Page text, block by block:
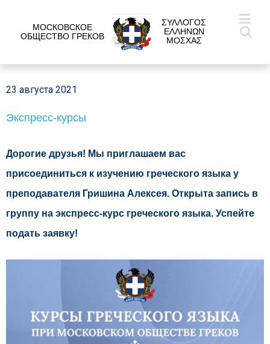
МОСКОВСКОЕ
ОБЩЕСТВО ГРЕКОВ
ΣΥΛΛΟΓΟΣ
ΕΛΛΗΝΩΝ
ΜΟΣΧΑΣ
23 августа 2021
Экспресс-курсы
Дорогие друзья! Мы приглашаем вас
присоединиться к изучению греческого языка у
преподавателя Гришина Алексея. Открыта запись в
группу на экспресс-курс греческого языка. Успейте
подать заявку!